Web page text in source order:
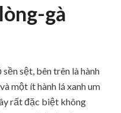
gà
sệt, bên trên là hành
một ít hành lá xanh um
rất đặc biệt không